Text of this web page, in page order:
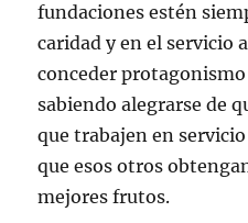
fundaciones estén
caridad y en el servicio
conceder
sabiendo alegrarse de
que trabajen en
que esos otros
mejores frutos.